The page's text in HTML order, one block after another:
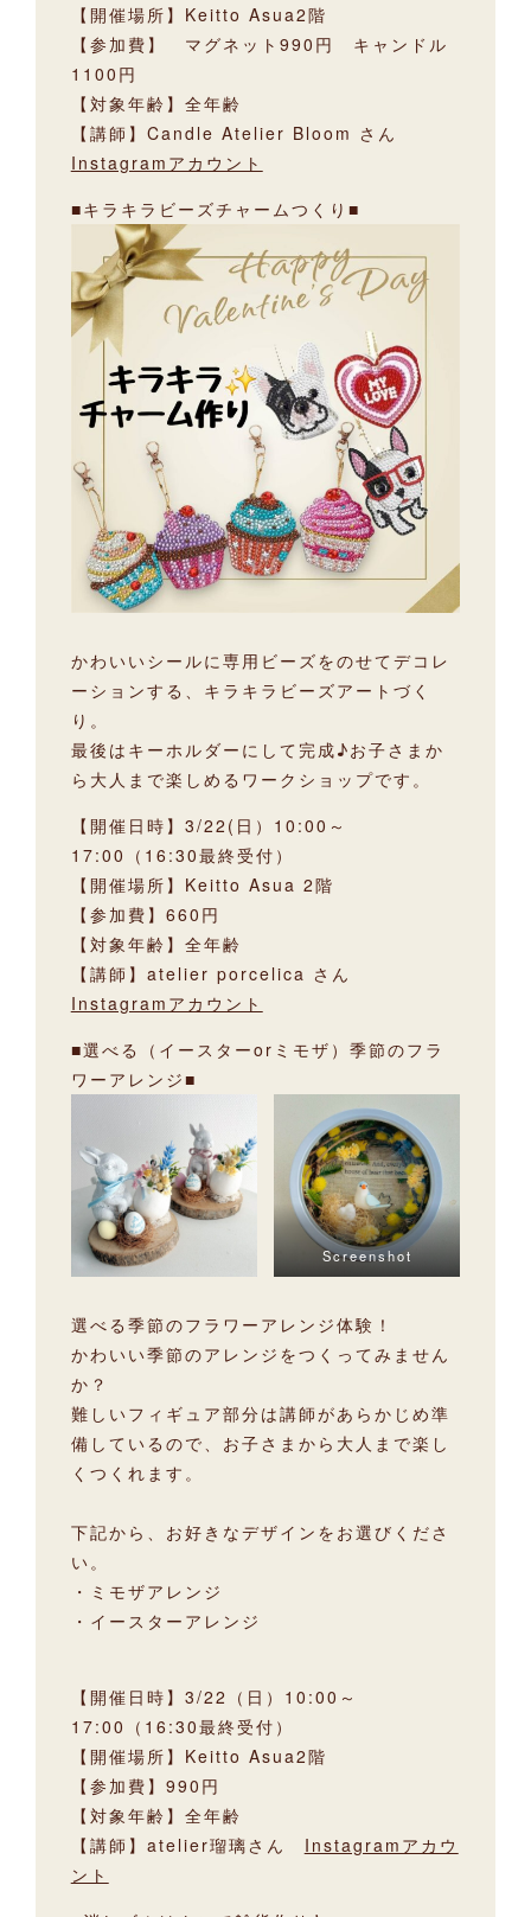
【開催場所】Keitto Asua2階
【参加費】 マグネット990円 キャンドル
1100円
【対象年齢】全年齢
【講師】Candle Atelier Bloom さん
Instagramアカウント
■キラキラビーズチャームつくり■
かわいいシールに専用ビーズをのせてデコレ
ーションする、キラキラビーズアートづく
り。
最後はキーホルダーにして完成♪お子さまか
ら大人まで楽しめるワークショップです。
【開催日時】3/22(日）10:00～
17:00（16:30最終受付）
【開催場所】Keitto Asua 2階
【参加費】660円
【対象年齢】全年齢
【講師】atelier porcelica さん
Instagramアカウント
■選べる（イースターorミモザ）季節のフラ
ワーアレンジ■
Screenshot
選べる季節のフラワーアレンジ体験！
かわいい季節のアレンジをつくってみません
か？
難しいフィギュア部分は講師があらかじめ準
備しているので、お子さまから大人まで楽し
くつくれます。
下記から、お好きなデザインをお選びくださ
い。
・ミモザアレンジ
・イースターアレンジ
【開催日時】3/22（日）10:00～
17:00（16:30最終受付）
【開催場所】Keitto Asua2階
【参加費】990円
【対象年齢】全年齢
【講師】atelier瑠璃さん Instagramアカウ
ント